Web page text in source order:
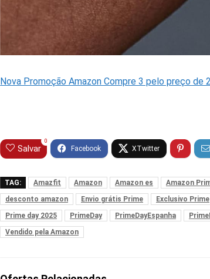
Nova Promoção Amazon Compre 3 pelo preço de
Salvar
0
TAG: Amazfit Amazon Amazon es Amazon
desconto amazon
Envio grátis Prime Exclusivo Prime
Prime day 2025
PrimeDay PrimeDayEspanha
Vendido pela Amazon